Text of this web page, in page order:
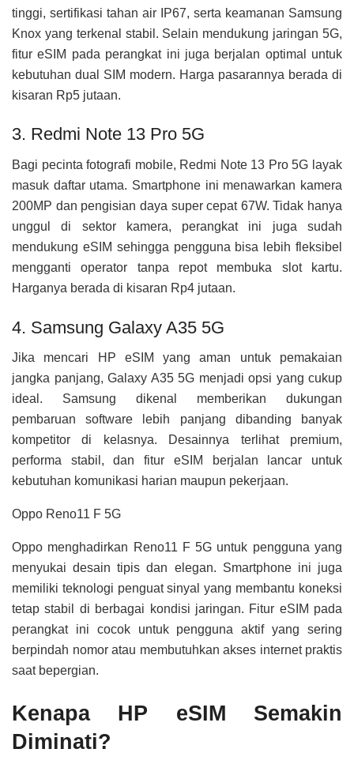
tinggi, sertifikasi tahan air IP67, serta keamanan Samsung
Knox yang terkenal stabil. Selain mendukung jaringan 5G,
fitur eSIM pada perangkat ini juga berjalan optimal untuk
kebutuhan dual SIM modern. Harga pasarannya berada di
kisaran Rp5 jutaan.
3. Redmi Note 13 Pro 5G
Bagi pecinta fotografi mobile, Redmi Note 13 Pro 5G layak
masuk daftar utama. Smartphone ini menawarkan kamera
200MP dan pengisian daya super cepat 67W. Tidak hanya
unggul di sektor kamera, perangkat ini juga sudah
mendukung eSIM sehingga pengguna bisa lebih fleksibel
mengganti operator tanpa repot membuka slot kartu.
Harganya berada di kisaran Rp4 jutaan.
4. Samsung Galaxy A35 5G
Jika mencari HP eSIM yang aman untuk pemakaian
jangka panjang, Galaxy A35 5G menjadi opsi yang cukup
ideal. Samsung dikenal memberikan dukungan
pembaruan software lebih panjang dibanding banyak
kompetitor di kelasnya. Desainnya terlihat premium,
performa stabil, dan fitur eSIM berjalan lancar untuk
kebutuhan komunikasi harian maupun pekerjaan.
Oppo Reno11 F 5G
Oppo menghadirkan Reno11 F 5G untuk pengguna yang
menyukai desain tipis dan elegan. Smartphone ini juga
memiliki teknologi penguat sinyal yang membantu koneksi
tetap stabil di berbagai kondisi jaringan. Fitur eSIM pada
perangkat ini cocok untuk pengguna aktif yang sering
berpindah nomor atau membutuhkan akses internet praktis
saat bepergian.
Kenapa HP eSIM Semakin
Diminati?